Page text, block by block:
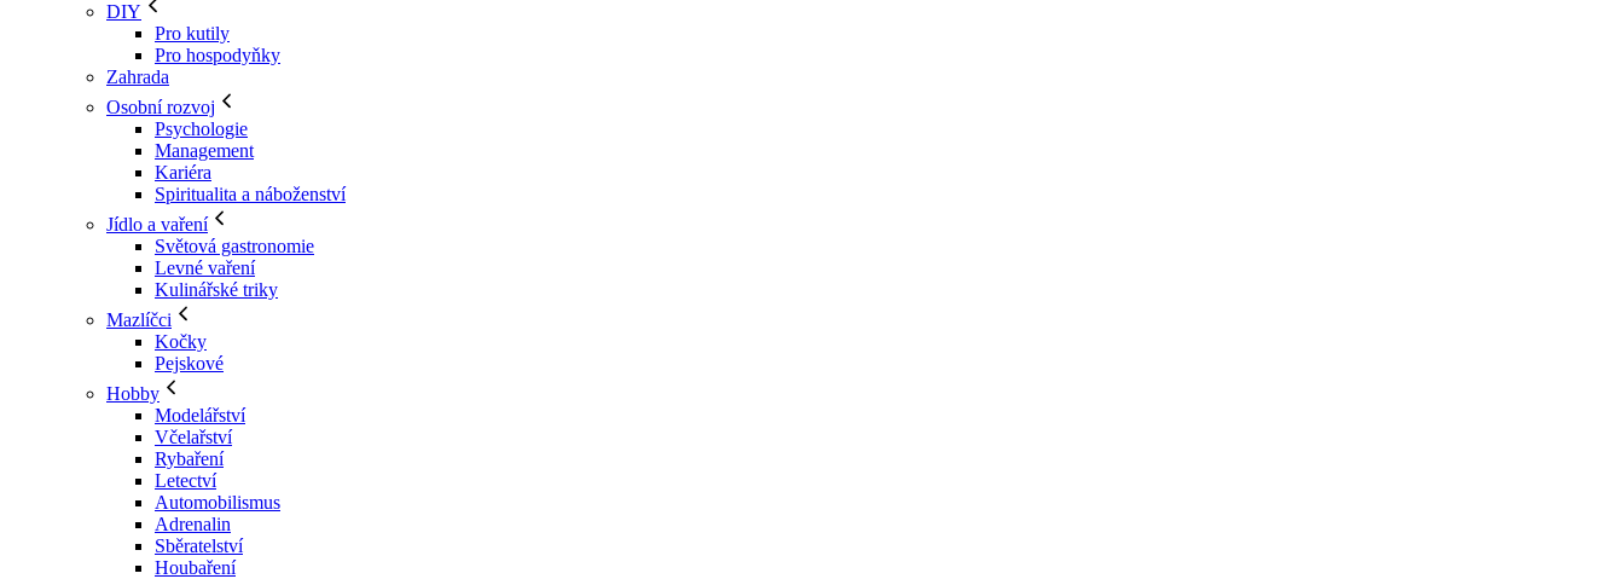
DIY
Pro kutily
Pro hospodyňky
Zahrada
Osobní rozvoj
Psychologie
Management
Kariéra
Spiritualita a náboženství
Jídlo a vaření
Světová gastronomie
Levné vaření
Kulinářské triky
Mazlíčci
Kočky
Pejskové
Hobby
Modelářství
Včelařství
Rybaření
Letectví
Automobilismus
Adrenalin
Sběratelství
Houbaření